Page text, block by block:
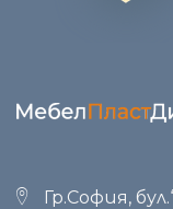
Гр.София,